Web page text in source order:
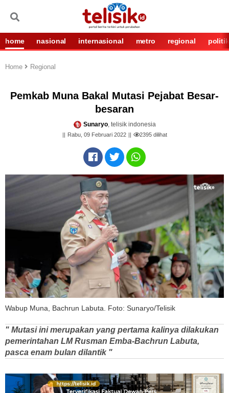
home nasional internasional metro regional politik
Home Regional
Pemkab Muna Bakal Mutasi Pejabat Besar-
besaran
Sunaryo, telisik indonesia
Rabu, 09 Februari 2022 2395dilihat
Wabup Muna, Bachrun Labuta. Foto: Sunaryo/Telisik
" Mutasi ini merupakan yang pertama kalinya dilakukan
pemerintahan LM Rusman Emba-Bachrun Labuta,
pasca enam bulan dilantik "